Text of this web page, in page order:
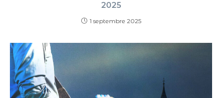
2025
1 septembre 2025